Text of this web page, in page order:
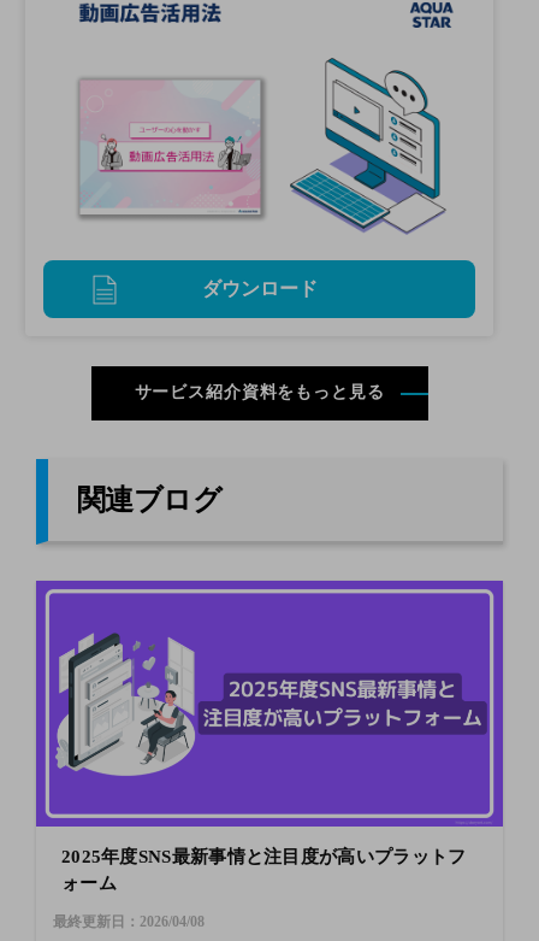
ダウンロード
サービス紹介資料をもっと見る
関連ブログ
2025年度SNS最新事情と注目度が高いプラットフ
ォーム
最終更新日：2026/04/08